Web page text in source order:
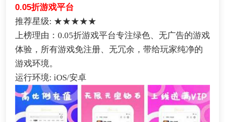
0.05折游戏平台
推荐星级: ★★★★★
上榜理由：0.05折游戏平台专注绿色、无广告的游戏
体验，所有游戏免注册、无冗余，带给玩家纯净的
游戏环境。
运行环境: iOS/安卓